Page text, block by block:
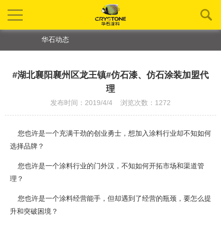
华石动态
#湖北襄阳襄州区龙王镇#仿石漆、仿石涂装加盟代
理
发布时间：2019/4/4 浏览次数：1272
您也许是一个充满干劲的创业勇士，想加入涂料行业却不知如何
选择品牌？
您也许是一个涂料行业的门外汉，不知如何开拓市场和渠道管
理？
您也许是一个涂料经营能手，但却遇到了经营的瓶颈，要怎么提
升和突破困境？